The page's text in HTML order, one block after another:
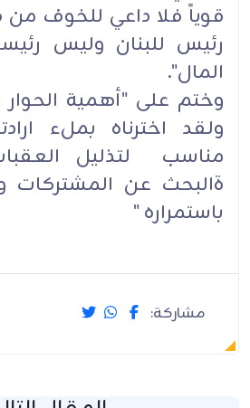
قوياً فلا داعي للخوف
رئيس للبنان وليس
المال".
وختم على "أهمية
ولقد اخترناه بملء
مناسب لتذليل
ةالبحث عن المشتركات
باستمراره "
مشاركة: